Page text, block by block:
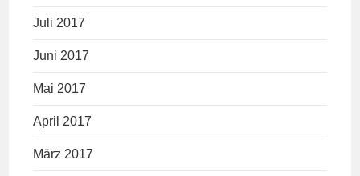
Juli 2017
Juni 2017
Mai 2017
April 2017
März 2017